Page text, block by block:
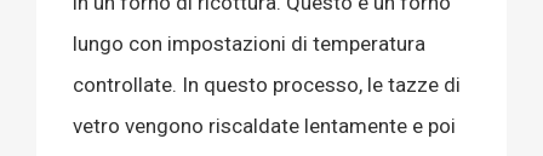
lungo con impostazioni di temperatura
controllate. In questo processo, le tazze di
vetro vengono riscaldate lentamente e poi